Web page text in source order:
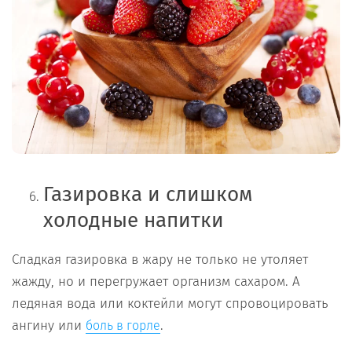
Газировка и слишком
холодные напитки
Сладкая газировка в жару не только не утоляет
жажду, но и перегружает организм сахаром. А
ледяная вода или коктейли могут спровоцировать
ангину или боль в горле.